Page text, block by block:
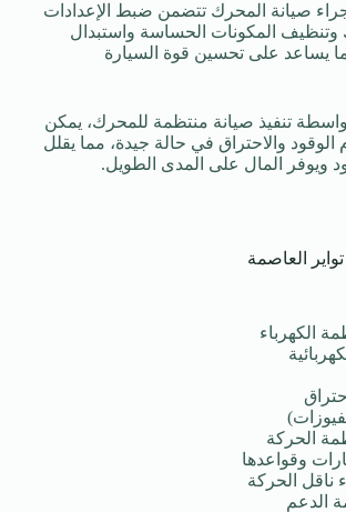
صيانة المحرك تتضمن ضبط الإعدادات
وتنظيف المكونات الحساسة واستبدال
يساعد على تحسين قوة السيارة
تنفيذ صيانة منتظمة للمحرك، يمكن
والاحتراق في حالة جيدة، مما يقلل
ويوفر المال على المدى الطويل.
العاصمة
الكهرباء
الحركة
وقواعدها
ناقل الحركة
الدعم